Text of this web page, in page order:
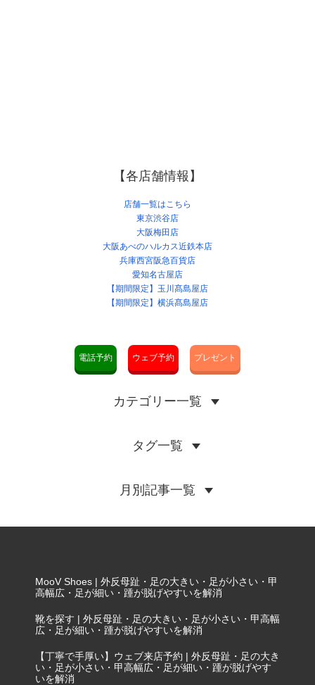
【各店舗情報】
店舗一覧はこちら
東京渋谷店
大阪梅田店
大阪あべのハルカス近鉄本店
兵庫西宮阪急百貨店
愛知名古屋店
【期間限定】玉川髙島屋店
【期間限定】横浜髙島屋店
電話予約 ウェブ予約 プレゼント
カテゴリー一覧
タグ一覧
月別記事一覧
MooV Shoes | 外反母趾・足の大きい・足が小さい・甲
高幅広・足が細い・踵が脱げやすいを解消
靴を探す | 外反母趾・足の大きい・足が小さい・甲高幅
広・足が細い・踵が脱げやすいを解消
【丁寧で手厚い】ウェブ来店予約 | 外反母趾・足の大き
い・足が小さい・甲高幅広・足が細い・踵が脱げやす
いを解消